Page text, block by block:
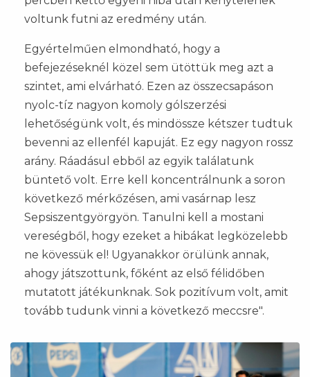
voltunk futni az eredmény után.
Egyértelműen elmondható, hogy a
befejezéseknél közel sem ütöttük meg azt a
szintet, ami elvárható. Ezen az összecsapáson
nyolc-tíz nagyon komoly gólszerzési
lehetőségünk volt, és mindössze kétszer tudtuk
bevenni az ellenfél kapuját. Ez egy nagyon rossz
arány. Ráadásul ebből az egyik találatunk
büntető volt. Erre kell koncentrálnunk a soron
következő mérkőzésen, ami vasárnap lesz
Sepsiszentgyörgyön. Tanulni kell a mostani
vereségből, hogy ezeket a hibákat legközelebb
ne kövessük el! Ugyanakkor örülünk annak,
ahogy játszottunk, főként az első félidőben
mutatott játékunknak. Sok pozitívum volt, amit
tovább tudunk vinni a következő meccsre".